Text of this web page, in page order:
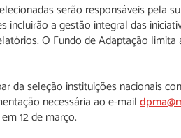
serão responsáveis pela
incluirão a gestão integral das
O Fundo de Adaptação
da seleção instituições nacionais
necessária ao e-mail
12 de março.